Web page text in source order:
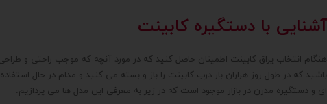
کریستال رنگی با پایه دودی
کریستالی با پایه طلایی
کریستالی با پایه نقره ای
مسی
تک پیچ
کوچک
100 cm
128 mm
192میلی متر
416~608
608 mm
64 mm
704 mm
kd41-7
آشنایی با دستگیره کابینت
هنگام انتخاب یراق کابینت اطمینان حاصل کنید که در مورد آنچه که موجب راحتی و
باشید که در طول روز هزاران بار درب کابینت را باز و بسته می کنید و مدام در حال
ای و دستگیره مدرن در بازار موجود است که در زیر به معرفی این مدل ها می پردازیم.